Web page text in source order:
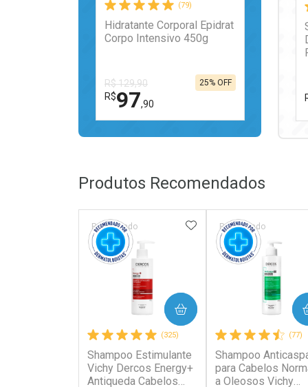
(79)
Hidratante Corporal Epidrat
Corpo Intensivo 450g
R$ 129,90
R$97,90
25% OFF
FECHAR
Ativar Desconto
Comprar sem Desconto
Por R$ 97,90/cada
FECHAR
Comprar sem Desconto
Por R$ 97,90/cada
Produtos Recomendados
(325)
Shampoo Estimulante
Vichy Dercos Energy+
Antiqueda Cabelos
Patrocinado ADICIONAR AOS
COMPRAR
(77)
Shampoo
para Cabelos
a Oleosos Vichy
Patrocinado
COMPRAR